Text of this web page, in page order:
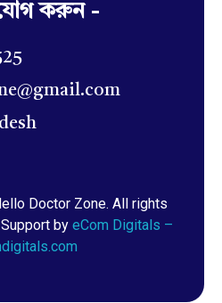
করুন -
Doctor Zone. All rights
by eCom Digitals –